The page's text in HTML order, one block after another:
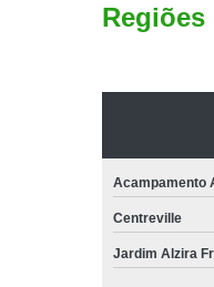
Regiões
Acampamento
Centreville
Jardim Alzira